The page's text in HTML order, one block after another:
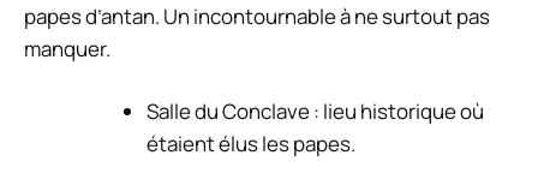
papes d’antan. Un incontournable à ne surtout pas
manquer.
Salle du Conclave : lieu historique où
étaient élus les papes.